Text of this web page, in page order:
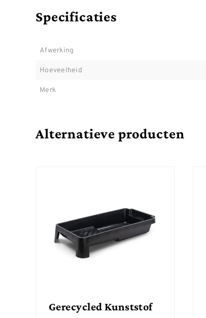
Specificaties
Afwerking
Hoeveelheid
Merk
Alternatieve producten
Gerecycled Kunststof